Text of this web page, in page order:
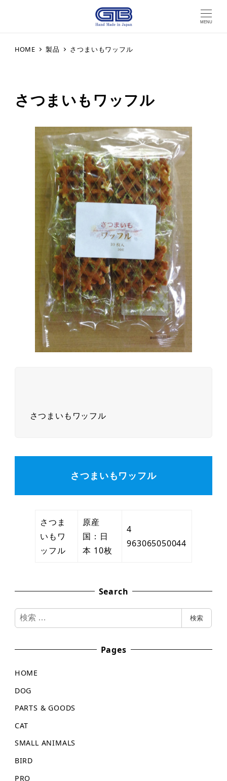
MENU
HOME 製品 さつまいもワッフル
さつまいもワッフル
さつまいもワッフル
さつまいもワッフル
さつま
いもワ
ッフル
原産
国：日
本 10枚
4
963065050044
Search
検
索
検索
Pages
HOME
DOG
PARTS & GOODS
CAT
SMALL ANIMALS
BIRD
PRO